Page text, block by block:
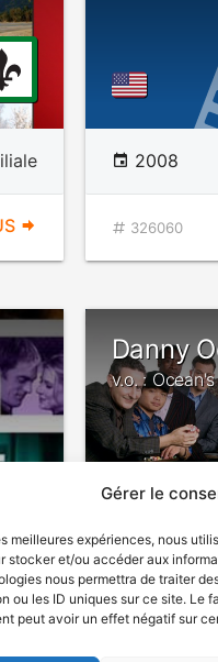
Gérer le
meilleures expériences, nous
stocker et/ou accéder aux
nous permettra de traiter
ou les ID uniques sur ce site. Le
peut avoir un effet négatif sur
2008
326060
Danny
v.o. :
2007